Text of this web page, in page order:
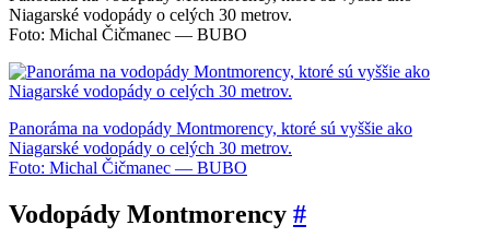
Niagarské vodopády o celých 30 metrov.
Foto: Michal Čičmanec — BUBO
Panoráma na vodopády Montmorency, ktoré sú vyššie ako
Niagarské vodopády o celých 30 metrov.
Foto: Michal Čičmanec — BUBO
Vodopády Montmorency #